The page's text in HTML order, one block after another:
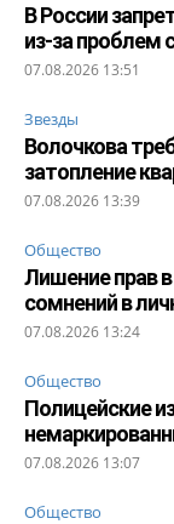
В России
из-за проблем
07.08.2026 13:51
Звезды
Волочкова
затопление
07.08.2026 13:39
Общество
Лишение прав
сомнений в
07.08.2026 13:24
Общество
Полицейские
07.08.2026 13:07
Общество